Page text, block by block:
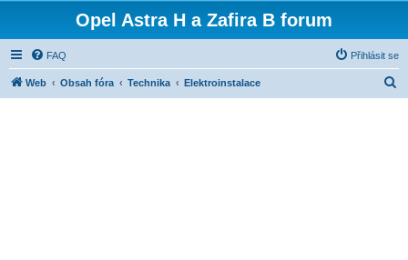
Opel Astra H a Zafira B forum
FAQ Přihlásit se
Web Obsah fóra Technika Elektroinstalace